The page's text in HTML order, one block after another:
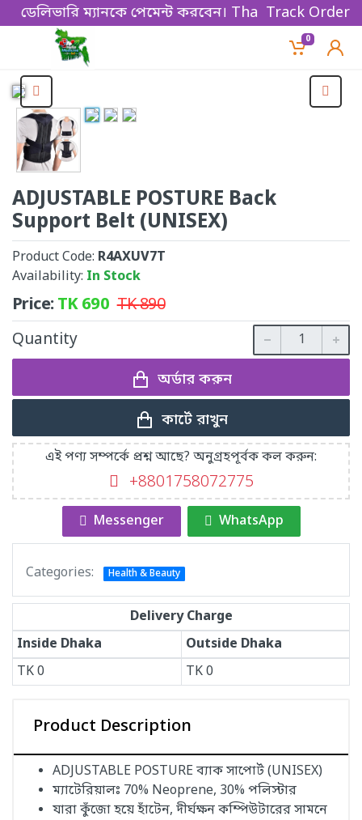
ম্যানকে পেমেন্ট করবেন। Thanks for shopping!
Track Order
0
ADJUSTABLE POSTURE Back
Support Belt (UNISEX)
Product Code: R4AXUV7T
Availability: In Stock
Price:TK690 TK890
Quantity
অর্ডার করুন
কার্টে রাখুন
এই পণ্য সম্পর্কে প্রশ্ন আছে? অনুগ্রহপূর্বক কল করুন:
+8801758072775‬
Messenger WhatsApp
Categories: Health & Beauty
Delivery Charge
Inside Dhaka
Outside Dhaka
TK0 TK0
Product Description
ADJUSTABLE POSTURE ব্যাক সাপোর্ট (UNISEX)
ম্যাটেরিয়ালঃ 70% Neoprene, 30% পলিস্টার
যারা কুঁজো হয়ে হাঁটেন, দীর্ঘক্ষন কম্পিউটারের সামনে